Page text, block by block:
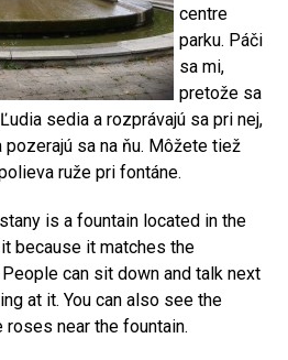
centre
parku. Páči
sa mi,
pretože sa
sedia a rozprávajú sa pri nej,
sa na ňu. Môžete tiež
ruže pri fontáne.
is a fountain located in the
because it matches the
can sit down and talk next
at it. You can also see the
near the fountain.